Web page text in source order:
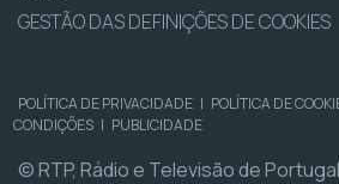
GESTÃO DAS DEFINIÇÕES DE COOKIES
POLÍTICA DE PRIVACIDADE | POLÍTICA DE
CONDIÇÕES | PUBLICIDADE
© RTP, Rádio e Televisão de